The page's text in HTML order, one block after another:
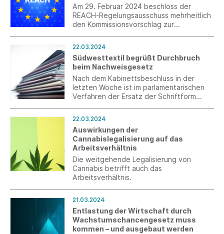
Am 29. Februar 2024 beschloss der
REACH-Regelungsausschuss mehrheitlich
den Kommissionsvorschlag zur
zugeleitet.
22.03.2024
Südwesttextil begrüßt Durchbruch
beim Nachweisgesetz
Nach dem Kabinettsbeschluss in der
letzten Woche ist im parlamentarischen
Verfahren der Ersatz der Schriftform
22.03.2024
Auswirkungen der
Cannabislegalisierung auf das
Arbeitsverhältnis
Die weitgehende Legalisierung von
Cannabis betrifft auch das
Arbeitsverhältnis.
21.03.2024
Entlastung der Wirtschaft durch
Wachstumschancengesetz muss
kommen – und ausgebaut werden